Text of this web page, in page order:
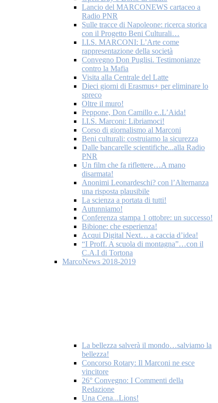
Lancio del MARCONEWS cartaceo a
Radio PNR
Sulle tracce di Napoleone: ricerca storica
con il Progetto Beni Culturali…
I.I.S. MARCONI: L’Arte come
rappresentazione della società
Convegno Don Puglisi. Testimonianze
contro la Mafia
Visita alla Centrale del Latte
Dieci giorni di Erasmus+ per eliminare lo
spreco
Oltre il muro!
Peppone, Don Camillo e..L’Aida!
I.I.S. Marconi: Libriamoci!
Corso di giornalismo al Marconi
Beni culturali: costruiamo la sicurezza
Dalle bancarelle scientifiche...alla Radio
PNR
Un film che fa riflettere…A mano
disarmata!
Anonimi Leonardeschi? con l’Alternanza
una risposta plausibile
La scienza a portata di tutti!
Autunniamo!
Conferenza stampa 1 ottobre: un successo!
Bibione: che esperienza!
Acqui Digital Next… a caccia d’idea!
“I Proff. A scuola di montagna”…con il
C.A.I di Tortona
MarcoNews 2018-2019
La bellezza salverà il mondo…salviamo la
bellezza!
Concorso Rotary: Il Marconi ne esce
vincitore
26° Convegno: I Commenti della
Redazione
Una Cena...Lions!